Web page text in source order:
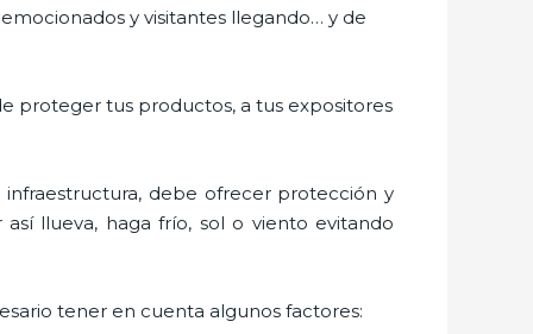
y visitantes llegando… y de
proteger tus productos, a tus expositores
debe ofrecer protección y
llueva, haga frío, sol o viento evitando
tener en cuenta algunos factores: